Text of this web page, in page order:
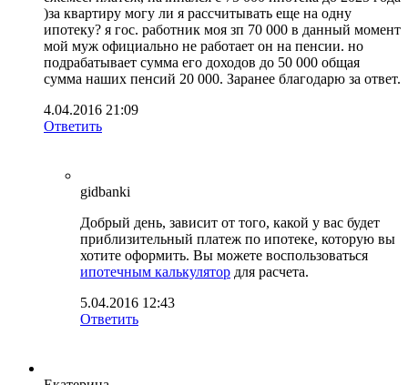
)за квартиру могу ли я рассчитывать еще на одну
ипотеку? я гос. работник моя зп 70 000 в данный момент
мой муж официально не работает он на пенсии. но
подрабатывает сумма его доходов до 50 000 общая
сумма наших пенсий 20 000. Заранее благодарю за ответ.
4.04.2016 21:09
Ответить
gidbanki
Добрый день, зависит от того, какой у вас будет
приблизительный платеж по ипотеке, которую вы
хотите оформить. Вы можете воспользоваться
ипотечным калькулятор для расчета.
5.04.2016 12:43
Ответить